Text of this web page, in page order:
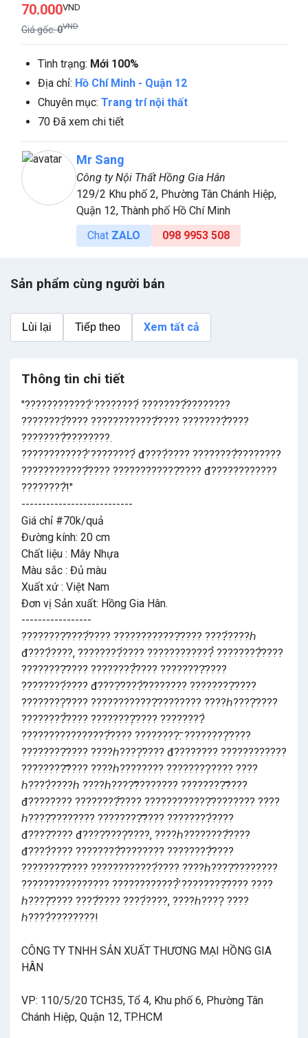
70.000VND
Giá gốc:0VND
Tình trạng: Mới 100%
Địa chỉ: Hồ Chí Minh - Quận 12
Chuyên mục: Trang trí nội thất
70 Đã xem chi tiết
Mr Sang
Công ty Nội Thất Hồng Gia Hân
129/2 Khu phố 2, Phường Tân Chánh Hiệp,
Quận 12, Thành phố Hồ Chí Minh
Chat ZALO 098 9953 508
Sản phẩm cùng người bán
Lùi lại Tiếp theo Xem tất cả
Thông tin chi tiết
"????????????̛̀ ????????́ ????????̆́????????
????????̛́???? ????????????̂́???? ????????̂̀????
????????̂̀????????.
????????????̛̀ ????????́ đ????̀???? ????????̂̀????????
????????????̂́???? ????????????̂???? đ????????????
????????̂̀!"
---------------------------
Giá chỉ #70k/quả
Đường kính: 20 cm
Chất liệu : Mây Nhựa
Màu sắc : Đủ màu
Xuất xứ : Việt Nam
Đơn vị Sản xuất: Hồng Gia Hân.
-----------------
????????̛????̛́???? ????????????̂???? ????́????ℎ
đ????̀????, ????????́???? ????????????̉ ????????̂̀????
????????̂???? ????????̂̉???? ????????̂????
????????́???? đ????̛????̛̀???????? ????????̂????
????????̛̣???? ????????????̂???????? ????ℎ????̣̂????
????????̂̉???? ????????̣̂???? ????????̀
????????????????̂́???? ????????̃. ????????̛̣????
????????̂???? ????ℎ????̛̣???? đ???????? ????????????
????????̂̃???? ????ℎ???????? ????????̣???? ????
ℎ????̀????ℎ ????ℎ????̛̃???????? ????????̂̃????
đ???????? ????????̂́???? ????????????̂???????? ????
ℎ????̂???????? ????????̂̃???? ????????̀????
đ????̂???? đ????̛????̛̣????, ????ℎ????????̂́????
đ????̀???? ????????̂̀???????? ????????̂̀????
????????̂???? ????????????́???? ????ℎ????̂????????
???????????????? ????????????̛̉ ????????̂???? ????
ℎ????̣̂???? ????̂́???? ????́????, ????ℎ????̣ ????
ℎ????̀????????!
CÔNG TY TNHH SẢN XUẤT THƯƠNG MẠI HỒNG GIA
HÂN
VP: 110/5/20 TCH35, Tổ 4, Khu phố 6, Phường Tân
Chánh Hiệp, Quận 12, TP.HCM